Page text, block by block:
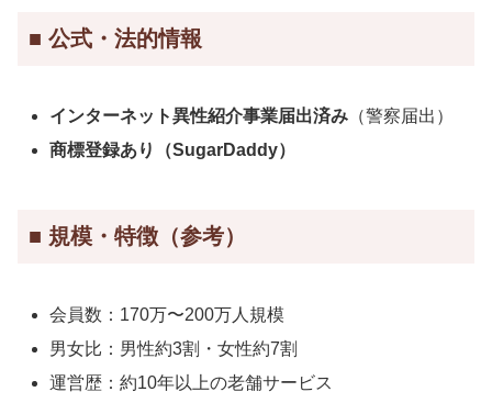
■ 公式・法的情報
インターネット異性紹介事業届出済み （警察届出）
商標登録あり（SugarDaddy）
■ 規模・特徴（参考）
会員数：170万〜200万人規模
男女比：男性約3割・女性約7割
運営歴：約10年以上の老舗サービス